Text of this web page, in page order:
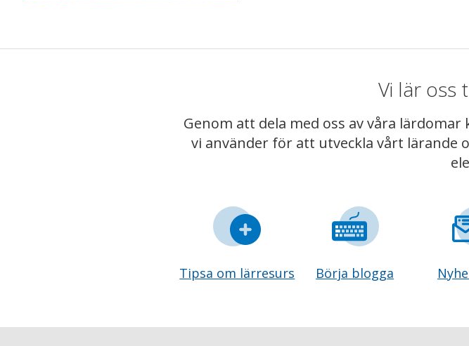
Vi lär oss
Genom att dela med oss av våra
vi använder för att utveckla vårt lärande
Tipsa om lärresurs Börja blogga